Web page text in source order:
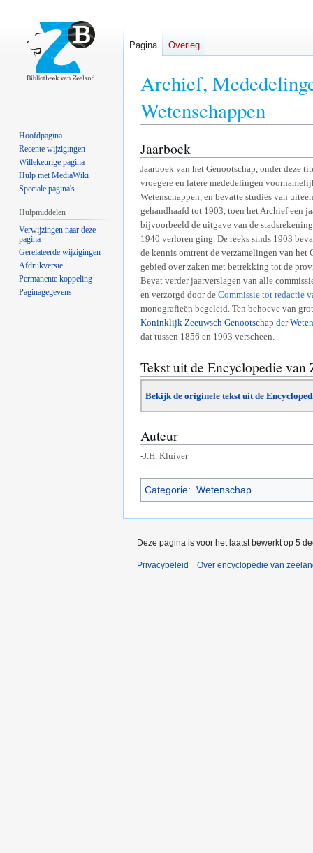
Archief,
Wetenschappen
Naar
navigatie
Naar
zoeken
Jaarboek
Jaarboek van het Genootschap, onder deze
vroegere en latere mededelingen
Wetenschappen, en bevatte studies van
gehandhaafd tot 1903, toen het Archief een
bijvoorbeeld de uitgave van de
1940 verloren ging. De reeks sinds 1903
de kennis omtrent de verzamelingen van
gebied over zaken met betrekking tot de
Bevat verder jaarverslagen van alle
en verzorgd door de Commissie tot redactie
monografieën begeleid. Ten behoeve van
Koninklijk Zeeuwsch Genootschap der
dat tussen 1856 en 1903 verscheen.
Tekst uit de Encyclopedie van
Bekijk de originele tekst uit de
Auteur
-J.H. Kluiver
Categorie: Wetenschap
Pagina Overleg
Hoofdpagina
Recente wijzigingen
Willekeurige pagina
Hulp met MediaWiki
Speciale pagina's
Hulpmiddelen
Verwijzingen naar deze
pagina
Gerelateerde wijzigingen
Afdrukversie
Permanente koppeling
Paginagegevens
Deze pagina is voor het laatst bewerkt op 5
Privacybeleid Over encyclopedie van